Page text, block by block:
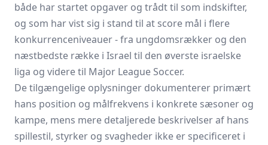
både har startet opgaver og trådt til som indskifter,
og som har vist sig i stand til at score mål i flere
konkurrenceniveauer - fra ungdomsrækker og den
næstbedste række i Israel til den øverste israelske
liga og videre til Major League Soccer.
De tilgængelige oplysninger dokumenterer primært
hans position og målfrekvens i konkrete sæsoner og
kampe, mens mere detaljerede beskrivelser af hans
spillestil, styrker og svagheder ikke er specificeret i